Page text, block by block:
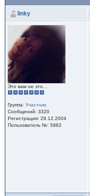
linky
Это вам не это...
Группа: Участник
Сообщений: 3320
Регистрация: 29.12.2004
Пользователь №: 5982